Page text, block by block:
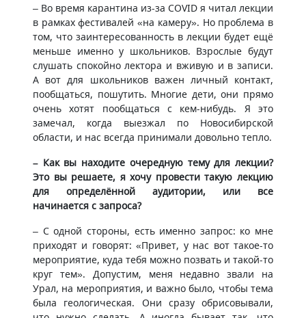
– Во время карантина из-за COVID я читал лекции
в рамках фестивалей «на камеру». Но проблема в
том, что заинтересованность в лекции будет ещё
меньше именно у школьников. Взрослые будут
слушать спокойно лектора и вживую и в записи.
А вот для школьников важен личный контакт,
пообщаться, пошутить. Многие дети, они прямо
очень хотят пообщаться с кем-нибудь. Я это
замечал, когда выезжал по Новосибирской
области, и нас всегда принимали довольно тепло.
– Как вы находите очередную тему для лекции?
Это вы решаете, я хочу провести такую лекцию
для определённой аудитории, или все
начинается с запроса?
– С одной стороны, есть именно запрос: ко мне
приходят и говорят: «Привет, у нас вот такое-то
мероприятие, куда тебя можно позвать и такой-то
круг тем». Допустим, меня недавно звали на
Урал, на мероприятия, и важно было, чтобы тема
была геологическая. Они сразу обрисовывали,